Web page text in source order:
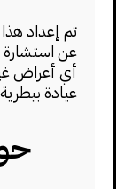
تم إعداد
عن
أي أعراض
عيادة